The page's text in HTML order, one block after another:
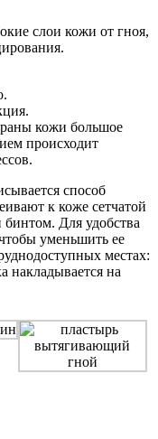
слои кожи от гноя,
кожи большое
происходит
способ
к коже сетчатой
Для удобства
уменьшить ее
местах:
накладывается на